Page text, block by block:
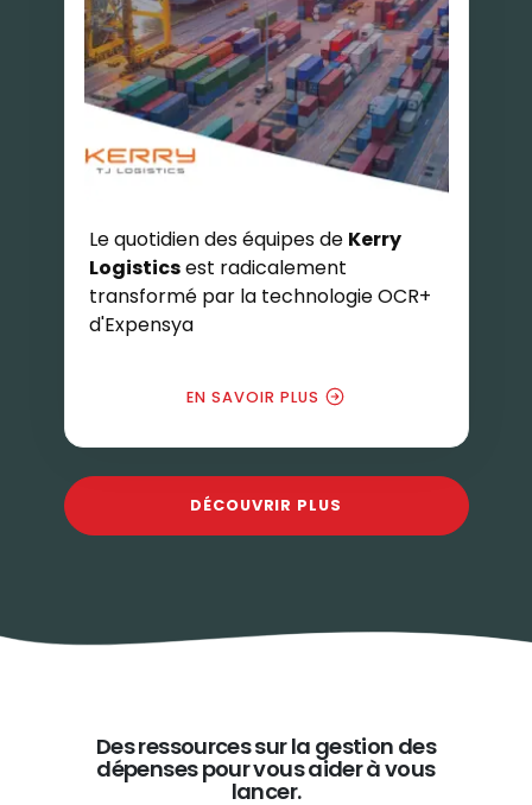
Le quotidien des équipes de Kerry
Logisticsest radicalement
transformé par la technologie OCR+
d'Expensya
EN SAVOIR PLUS
DÉCOUVRIR PLUS
Des ressources sur la gestion des
dépenses pour vous aider à vous
lancer.